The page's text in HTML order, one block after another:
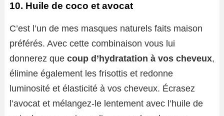
10. Huile de coco et avocat
C’est l’un de mes masques naturels faits maison
préférés. Avec cette combinaison vous lui
donnerez que coup d’hydratation à vos cheveux,
élimine également les frisottis et redonne
luminosité et élasticité à vos cheveux. Écrasez
l’avocat et mélangez-le lentement avec l’huile de